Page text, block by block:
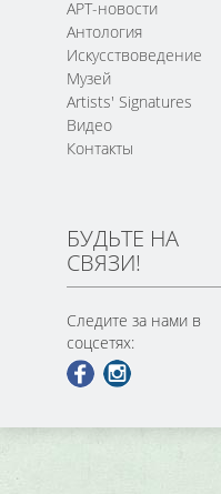
АРТ-новости
Антология
Искусствоведение
Музей
Artists' Signatures
Видео
Контакты
БУДЬТЕ НА
СВЯЗИ!
Следите за нами в
соцсетях: